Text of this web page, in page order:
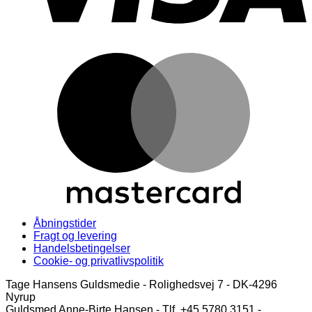
Åbningstider
Fragt og levering
Handelsbetingelser
Cookie- og privatlivspolitik
Tage Hansens Guldsmedie - Rolighedsvej 7 - DK-4296
Nyrup